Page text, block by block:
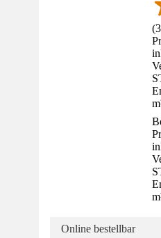
(3
Online bestellbar